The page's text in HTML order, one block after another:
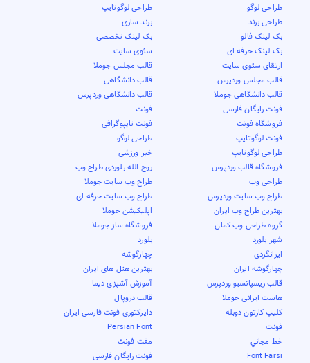
طراحی لوگو
طراحی لوگوتایپ
طراحی برند
برند سازی
بک لینک فالو
بک لینک تخصصی
بک لینک حرفه ای
سئوی سایت
ارتقای سئوی سایت
قالب مجلس جوملا
قالب مجلس وردپرس
قالب دانشگاهی
قالب دانشگاهی جوملا
قالب دانشگاهی وردپرس
فونت رایگان فارسی
فونت
فروشگاه فونت
فونت تایپوگرافی
فونت لوگوتایپ
طراحی لوگو
طراحی لوگوتایپ
خبر ورزشی
فروشگاه قالب وردپرس
روح الله بلوردی طراح وب
طراحی وب
طراح وب سایت جوملا
طراح وب سایت وردپرس
طراح وب سایت حرفه ای
بهترین طراح وب ایران
اپلیکیشن جوملا
گروه طراحی وب کمان
فروشگاه ساز جوملا
شهر بلورد
بلورد
ایرانگردی
چهارگوشه
چهارگوشه ایران
بهترین هتل های ایران
قالب ریسپانسیو وردپرس
آموزش آشپزی دیما
هاست ایرانی جوملا
قالب دروپال
کلیپ کارتون دوبله
دایرکتوری فونت فارسی ایران
فونت
Persian Font
خط مجاني
مفت فونٹ
Font Farsi
فونت رایگان فارسی